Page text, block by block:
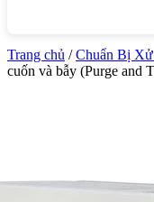
Trang chủ /Chuẩn Bị
cuốn và bẫy (Purge and